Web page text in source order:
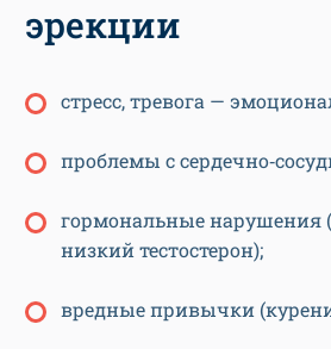
эрекции
стресс, тревога —
проблемы с
гормональные нарушения
низкий тестостерон);
вредные привычки